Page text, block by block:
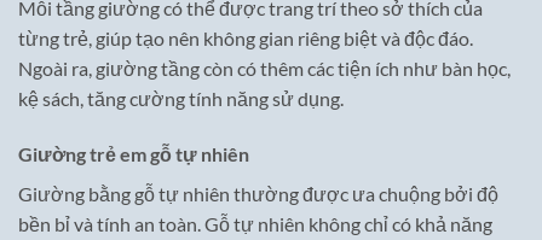
Mỗi tầng giường có thể được trang trí theo sở thích của
từng trẻ, giúp tạo nên không gian riêng biệt và độc đáo.
Ngoài ra, giường tầng còn có thêm các tiện ích như bàn học,
kệ sách, tăng cường tính năng sử dụng.
Giường trẻ em gỗ tự nhiên
Giường bằng gỗ tự nhiên thường được ưa chuộng bởi độ
bền bỉ và tính an toàn. Gỗ tự nhiên không chỉ có khả năng